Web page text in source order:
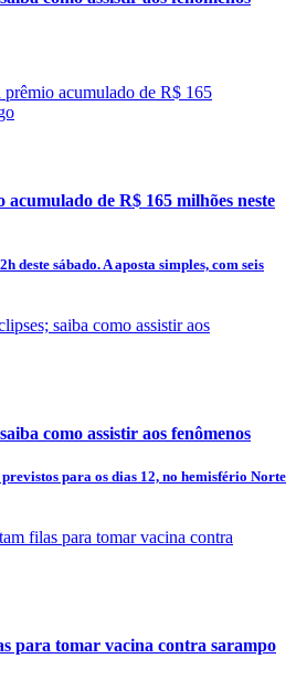
acumulado de R$ 165 milhões neste
deste sábado. A aposta simples, com seis
como assistir aos fenômenos
para os dias 12, no hemisfério Norte
para tomar vacina contra sarampo